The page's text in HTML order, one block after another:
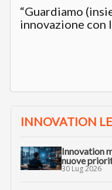
“Guardiamo
innovazione con
INNOVATION
Innovation
nuove
30 Lug 2026